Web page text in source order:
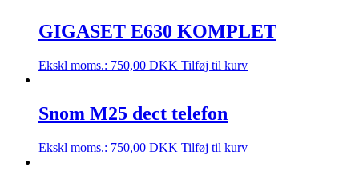
GIGASET E630 KOMPLET
Ekskl moms.: 750,00 DKK Tilføj til kurv
Snom M25 dect telefon
Ekskl moms.: 750,00 DKK Tilføj til kurv